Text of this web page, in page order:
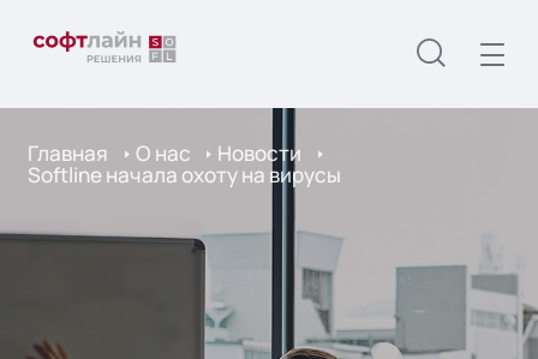
Главная О нас Новости
Softline начала охоту на вирусы